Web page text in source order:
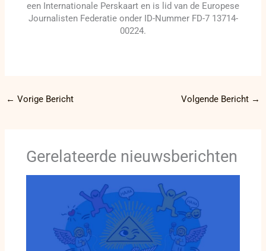
een Internationale Perskaart en is lid van de Europese
Journalisten Federatie onder ID-Nummer FD-7 13714-
00224.
← Vorige Bericht Volgende Bericht →
Gerelateerde nieuwsberichten